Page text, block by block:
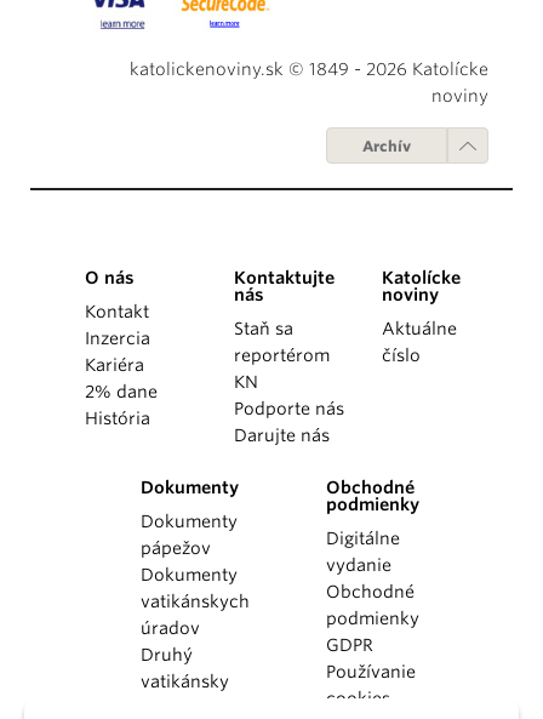
katolickenoviny.sk © 1849 - 2026 Katolícke
noviny
Archív
O nás
Kontakt
Inzercia
Kariéra
2% dane
História
Kontaktujte
nás
Staň sa
reportérom
KN
Podporte nás
Darujte nás
Katolícke
noviny
Aktuálne
číslo
Dokumenty
Dokumenty
pápežov
Dokumenty
vatikánskych
úradov
Druhý
vatikánsky
Obchodné
podmienky
Digitálne
vydanie
Obchodné
podmienky
GDPR
Používanie
cookies